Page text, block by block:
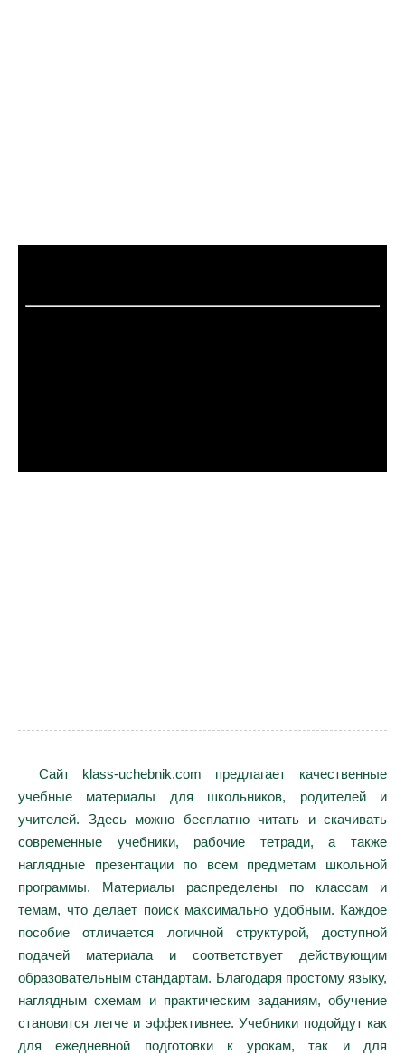
Сайт klass-uchebnik.com предлагает качественные
учебные материалы для школьников, родителей и
учителей. Здесь можно бесплатно читать и скачивать
современные учебники, рабочие тетради, а также
наглядные презентации по всем предметам школьной
программы. Материалы распределены по классам и
темам, что делает поиск максимально удобным. Каждое
пособие отличается логичной структурой, доступной
подачей материала и соответствует действующим
образовательным стандартам. Благодаря простому языку,
наглядным схемам и практическим заданиям, обучение
становится легче и эффективнее. Учебники подойдут как
для ежедневной подготовки к урокам, так и для